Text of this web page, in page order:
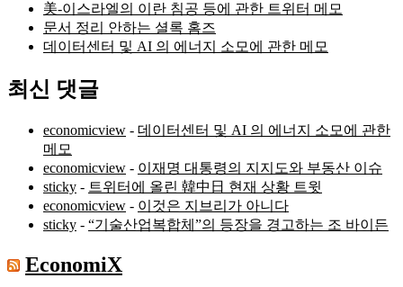
美-이스라엘의 이란 침공 등에 관한 트위터 메모
문서 정리 안하는 셜록 홈즈
데이터센터 및 AI 의 에너지 소모에 관한 메모
최신 댓글
economicview - 데이터센터 및 AI 의 에너지 소모에 관한
메모
economicview - 이재명 대통령의 지지도와 부동산 이슈
sticky - 트위터에 올린 韓中日 현재 상황 트윗
economicview - 이것은 지브리가 아니다
sticky - “기술산업복합체”의 등장을 경고하는 조 바이든
EconomiX